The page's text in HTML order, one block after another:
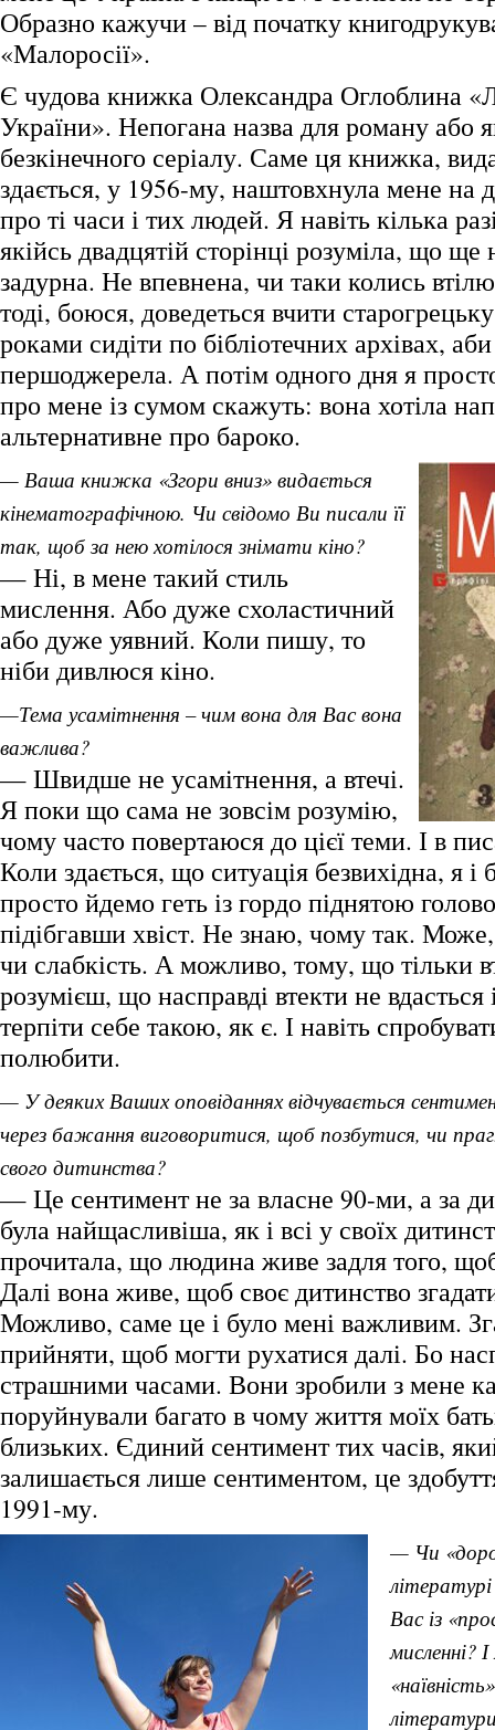
Образно кажучи – від початку
«Малоросії».
Є чудова книжка Олександра Оглоблина
України». Непогана назва для роману або
безкінечного серіалу. Саме ця книжка,
здається, у 1956-му, наштовхнула мене на
про ті часи і тих людей. Я навіть кілька
якійсь двадцятій сторінці розуміла, що
задурна. Не впевнена, чи таки колись
тоді, боюся, доведеться вчити
роками сидіти по бібліотечних архівах,
першоджерела. А потім одного дня я просто
про мене із сумом скажуть: вона хотіла
альтернативне про бароко.
— Ваша книжка «Згори вниз» видається
кінематографічною. Чи свідомо Ви писали її
так, щоб за нею хотілося знімати кіно?
— Ні, в мене такий стиль
мислення. Або дуже схоластичний
або дуже уявний. Коли пишу, то
ніби дивлюся кіно.
—Тема усамітнення – чим вона для Вас вона
важлива?
— Швидше не усамітнення, а втечі.
Я поки що сама не зовсім розумію,
чому часто повертаюся до цієї теми. І в
Коли здається, що ситуація безвихідна, я і
просто йдемо геть із гордо піднятою
підібгавши хвіст. Не знаю, чому так. Може,
чи слабкість. А можливо, тому, що тільки
розумієш, що насправді втекти не вдасться
терпіти себе такою, як є. І навіть
полюбити.
— У деяких Ваших оповіданнях відчувається
через бажання виговоритися, щоб позбутися, чи
свого дитинства?
— Це сентимент не за власне 90-ми, а за
була найщасливіша, як і всі у своїх
прочитала, що людина живе задля того,
Далі вона живе, щоб своє дитинство
Можливо, саме це і було мені важливим.
прийняти, щоб могти рухатися далі. Бо
страшними часами. Вони зробили з мене
поруйнували багато в чому життя моїх
близьких. Єдиний сентимент тих часів,
залишається лише сентиментом, це
1991-му.
— Чи
Вас із
мисленні?